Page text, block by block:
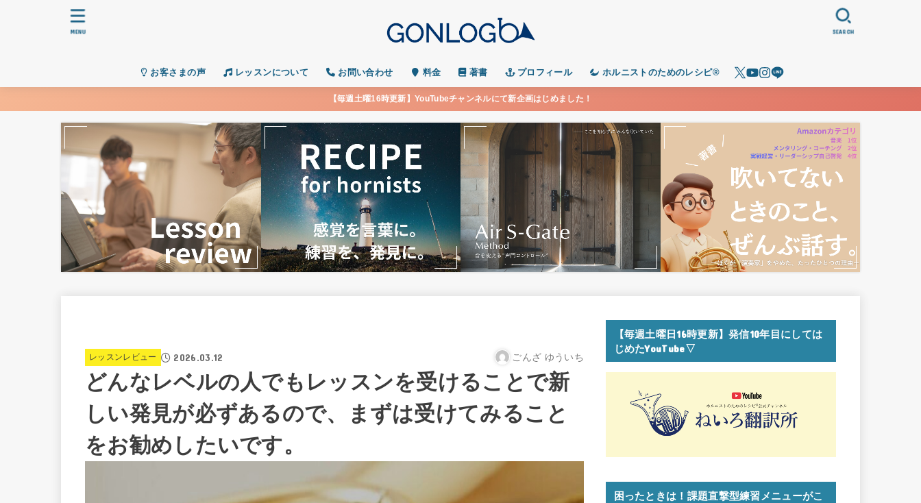
お客さまの声 レッスンについて お問い合わせ 料金 著書 プロフィール ホルニストのためのレシピ®️
SEARCH
MENU
【毎週土曜16時更新】YouTubeチャンネルにて新企画はじめました！
レッスンレビュー 2026.03.12 ごんざ ゆういち
どんなレベルの人でもレッスンを受けることで新
しい発見が必ずあるので、まずは受けてみること
をお勧めしたいです。
【毎週土曜日16時更新】発信10年目にしては
じめたYouTube▽
困ったときは！課題直撃型練習メニューがこ